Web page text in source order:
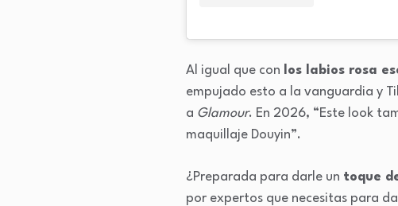
Al igual que con los labios rosa
empujado esto a la vanguardia y
a Glamour. En 2026, “Este look
maquillaje Douyin”.
¿Preparada para darle un toque
por expertos que necesitas para